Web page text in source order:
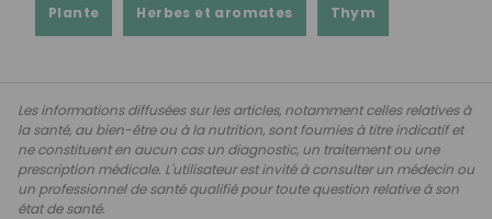
Plante Herbes et aromates Thym
Les informations diffusées sur les articles, notamment celles relatives à
la santé, au bien-être ou à la nutrition, sont fournies à titre indicatif et
ne constituent en aucun cas un diagnostic, un traitement ou une
prescription médicale. L'utilisateur est invité à consulter un médecin ou
un professionnel de santé qualifié pour toute question relative à son
état de santé.